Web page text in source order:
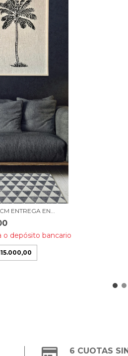
ENTREGA EN...
o depósito bancario
6 CUOTAS